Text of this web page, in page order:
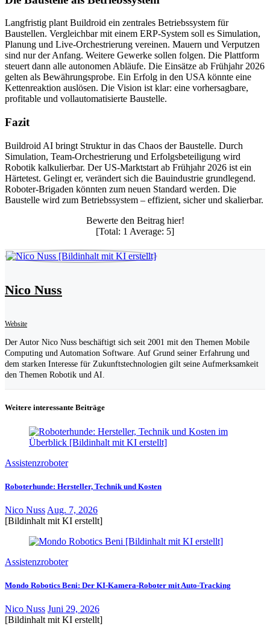
Langfristig plant Buildroid ein zentrales Betriebssystem für
Baustellen. Vergleichbar mit einem ERP-System soll es Simulation,
Planung und Live-Orchestrierung vereinen. Mauern und Verputzen
sind nur der Anfang. Weitere Gewerke sollen folgen. Die Plattform
steuert dann alle autonomen Abläufe. Die Einsätze ab Frühjahr 2026
gelten als Bewährungsprobe. Ein Erfolg in den USA könnte eine
Kettenreaktion auslösen. Die Vision ist klar: eine vorhersagbare,
profitable und vollautomatisierte Baustelle.
Fazit
Buildroid AI bringt Struktur in das Chaos der Baustelle. Durch
Simulation, Team-Orchestrierung und Erfolgsbeteiligung wird
Robotik kalkulierbar. Der US-Marktstart ab Frühjahr 2026 ist ein
Härtetest. Gelingt er, verändert sich die Bauindustrie grundlegend.
Roboter-Brigaden könnten zum neuen Standard werden. Die
Baustelle wird zum Betriebssystem – effizient, sicher und skalierbar.
Bewerte den Beitrag hier!
[Total: 1 Average: 5]
Nico Nuss
Website
Der Autor Nico Nuss beschäftigt sich seit 2001 mit den Themen Mobile
Computing und Automation Software. Auf Grund seiner Erfahrung und
dem starken Interesse für Zukunftstechnologien gilt seine Aufmerksamkeit
den Themen Robotik und AI.
Weitere interessante Beiträge
Assistenzroboter
Roboterhunde: Hersteller, Technik und Kosten
Nico Nuss Aug. 7, 2026
[Bildinhalt mit KI erstellt]
Assistenzroboter
Mondo Robotics Beni: Der KI-Kamera-Roboter mit Auto-Tracking
Nico Nuss Juni 29, 2026
[Bildinhalt mit KI erstellt]